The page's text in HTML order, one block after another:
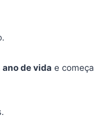
ano de vida e começa